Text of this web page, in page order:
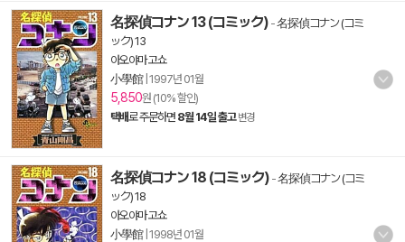
名探偵コナン 13 (コミック) -名探偵コナン (コミ
ック) 13
아오야마 고쇼
小學館| 1997년 01월
5,850원 (10% 할인)
택배로 주문하면 8월 14일 출고 변경
名探偵コナン 18 (コミック) -名探偵コナン (コミ
ック) 18
아오야마 고쇼
小學館| 1998년 01월